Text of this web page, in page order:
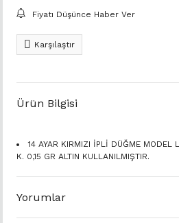
Fiyatı Düşünce Haber Ver
Karşılaştır
Ürün Bilgisi
14 AYAR KIRMIZI İPLİ DÜĞME MODEL
K. 0,15 GR ALTIN KULLANILMIŞTIR.
Yorumlar